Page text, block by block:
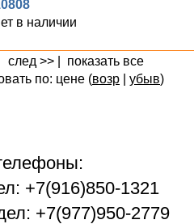
в наличии
след >>| показать все
по: цене (возр убыв)
+7(916)850-1321
+7(977)950-2779